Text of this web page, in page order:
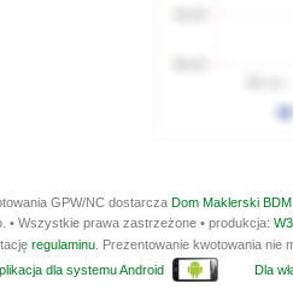
GPW/NC dostarcza Dom Maklerski
• Wszystkie prawa zastrzeżone • produkcja:
regulaminu. Prezentowanie kwotowania nie
dla systemu Android Dla